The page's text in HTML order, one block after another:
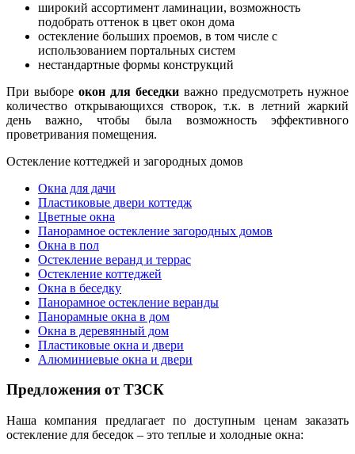
широкий ассортимент ламинации, возможность
подобрать оттенок в цвет окон дома
остекление больших проемов, в том числе с
использованием портальных систем
нестандартные формы конструкций
При выборе окон для беседки важно предусмотреть нужное
количество открывающихся створок, т.к. в летний жаркий
день важно, чтобы была возможность эффективного
проветривания помещения.
Остекление коттеджей и загородных домов
Окна для дачи
Пластиковые двери коттедж
Цветные окна
Панорамное остекление загородных домов
Окна в пол
Остекление веранд и террас
Остекление коттеджей
Окна в беседку
Панорамное остекление веранды
Панорамные окна в дом
Окна в деревянный дом
Пластиковые окна и двери
Алюминиевые окна и двери
Предложения от ТЗСК
Наша компания предлагает по доступным ценам заказать
остекление для беседок – это теплые и холодные окна: